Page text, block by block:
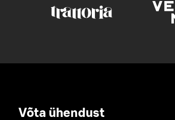
Võta ühendust